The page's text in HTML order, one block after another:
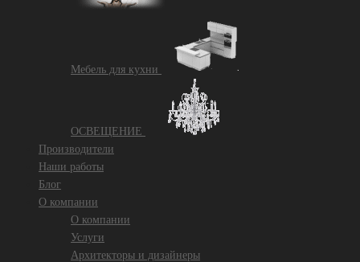
Mебель для кухни
ОСВЕЩЕНИЕ
Производители
Наши работы
Блог
О компании
О компании
Услуги
Архитекторы и дизайнеры